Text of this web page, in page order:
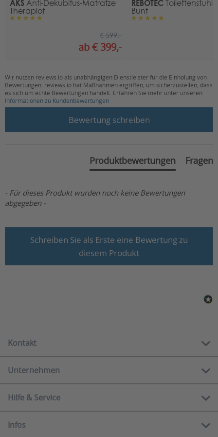
Belastbarkeit (in kg):
130
Farbe:
blau, grau
HMV-Nr.:
18.46.02.0047
AKSAnti-Dekubitus-Matratze
Theraplot
ab € 399,-
€ 599,-
REBOTECToilettenstuhl
Bunt
Wir nutzen reviews.io als unabhängigen Dienstleister für die Einholung von
Bewertungen. reviews.io hat Maßnahmen ergriffen, um sicherzustellen, dass
es sich um echte Bewertungen handelt. Erfahren Sie mehr unter unseren
Informationen zu Kundenbewertungen
Bewertung schreiben
Produktbewertungen Fragen
- Für dieses Produkt wurden noch keine Bewertungen
abgegeben -
Schreiben Sie als Erste eine Bewertung zu
diesem Produkt
Kontakt
Kostenlose Hotline:
01 212 62 84
Mo-Fr
10.00 - 12.00 Uhr
13.00 - 16.00 Uhr
Unternehmen
Über uns
Showrooms
Markenübersicht
Hilfe & Service
Serviceportal
Infos